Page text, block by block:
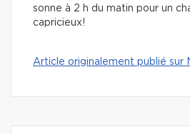
sonne à 2 h du matin pour un
capricieux!
Article originalement publié sur